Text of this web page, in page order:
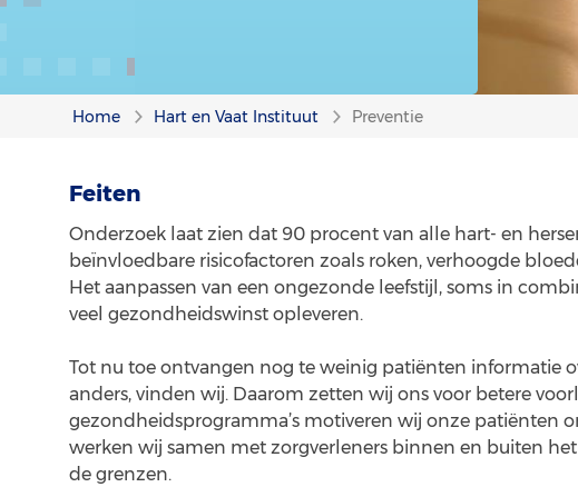
Home Hart en Vaat Instituut Preventie
Feiten
Onderzoek laat zien dat 90 procent van alle hart- en
beïnvloedbare risicofactoren zoals roken, verhoogde
Het aanpassen van een ongezonde leefstijl, soms in
veel gezondheidswinst opleveren.
Tot nu toe ontvangen nog te weinig patiënten informatie
anders, vinden wij. Daarom zetten wij ons voor betere
gezondheidsprogramma’s motiveren wij onze patiënten
werken wij samen met zorgverleners binnen en buiten
de grenzen.